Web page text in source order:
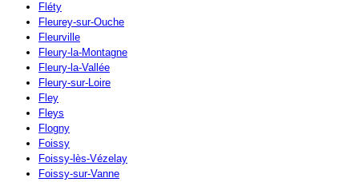
Fléty
Fleurey-sur-Ouche
Fleurville
Fleury-la-Montagne
Fleury-la-Vallée
Fleury-sur-Loire
Fley
Fleys
Flogny
Foissy
Foissy-lès-Vézelay
Foissy-sur-Vanne